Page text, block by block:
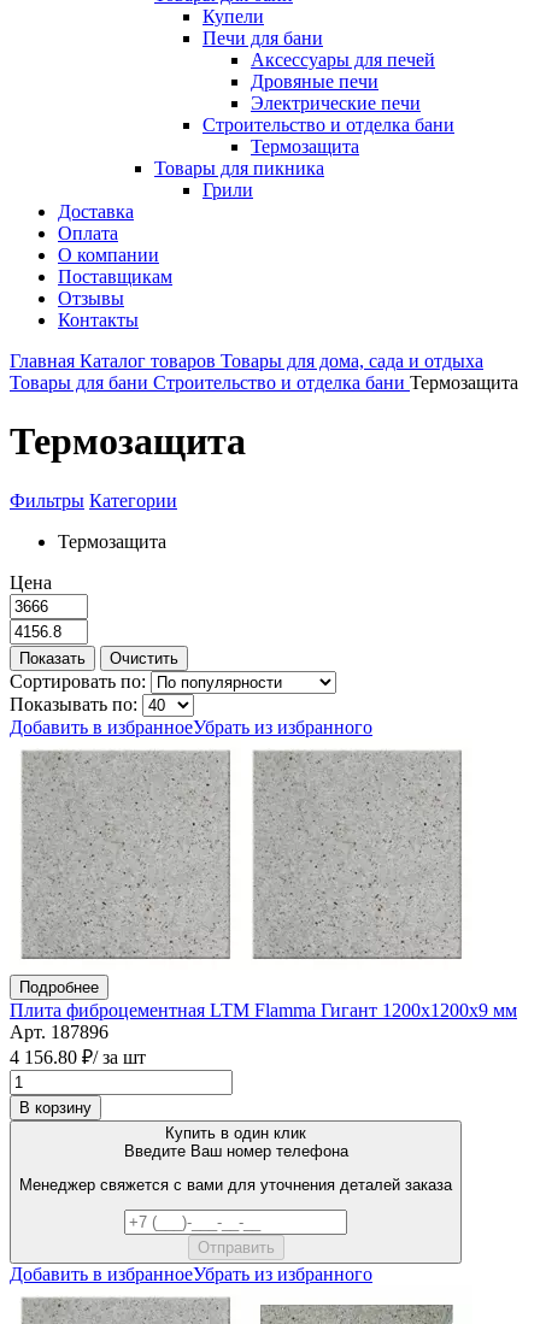
Купели
Печи для бани
Аксессуары для печей
Дровяные печи
Электрические печи
Строительство и отделка бани
Термозащита
Товары для пикника
Грили
Доставка
Оплата
О компании
Поставщикам
Отзывы
Контакты
Главная Каталог товаров Товары для дома, сада и отдыха
Товары для бани Строительство и отделка бани Термозащита
Термозащита
Фильтры Категории
Термозащита
Цена
Сортировать по:
Показывать по:
Добавить в избранноеУбрать из избранного
Подробнее
Плита фиброцементная LTM Flamma Гигант 1200х1200х9 мм
Арт. 187896
4 156.80 ₽/ за шт
В корзину
Купить в один клик
Введите Ваш номер телефона
Менеджер свяжется с вами для уточнения деталей заказа
Добавить в избранноеУбрать из избранного